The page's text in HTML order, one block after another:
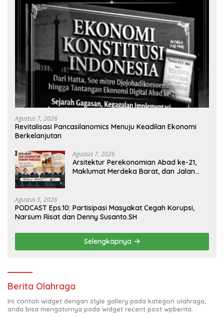
Agustus 7, 2026
Revitalisasi Pancasilanomics Menuju Keadilan Ekonomi
Berkelanjutan
Agustus 7, 2026
Arsitektur Perekonomian Abad ke-21,
Maklumat Merdeka Barat, dan Jalan
Agustus 5, 2026
PODCAST Eps.10: Partisipasi Masyakat Cegah Korupsi,
Narsum Risat dan Denny Susanto.SH
Selengkapnya
Berita Olahraga
Ini contoh widget dengan style gallery pada kategori olahraga,
anda bisa mengaturnya pada widget recent post wpberita.